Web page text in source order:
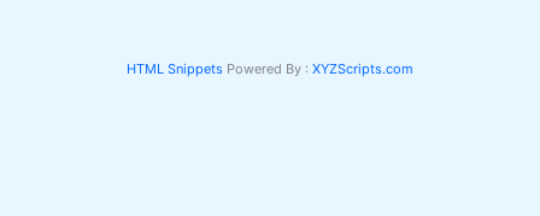
HTML Snippets Powered By : XYZScripts.com